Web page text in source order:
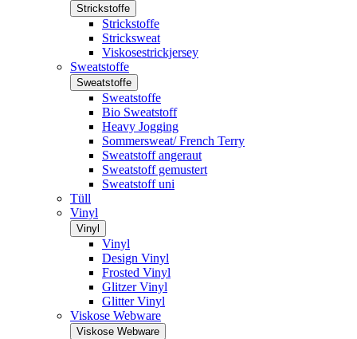
Strickstoffe
Strickstoffe
Stricksweat
Viskosestrickjersey
Sweatstoffe
Sweatstoffe
Sweatstoffe
Bio Sweatstoff
Heavy Jogging
Sommersweat/ French Terry
Sweatstoff angeraut
Sweatstoff gemustert
Sweatstoff uni
Tüll
Vinyl
Vinyl
Vinyl
Design Vinyl
Frosted Vinyl
Glitzer Vinyl
Glitter Vinyl
Viskose Webware
Viskose Webware